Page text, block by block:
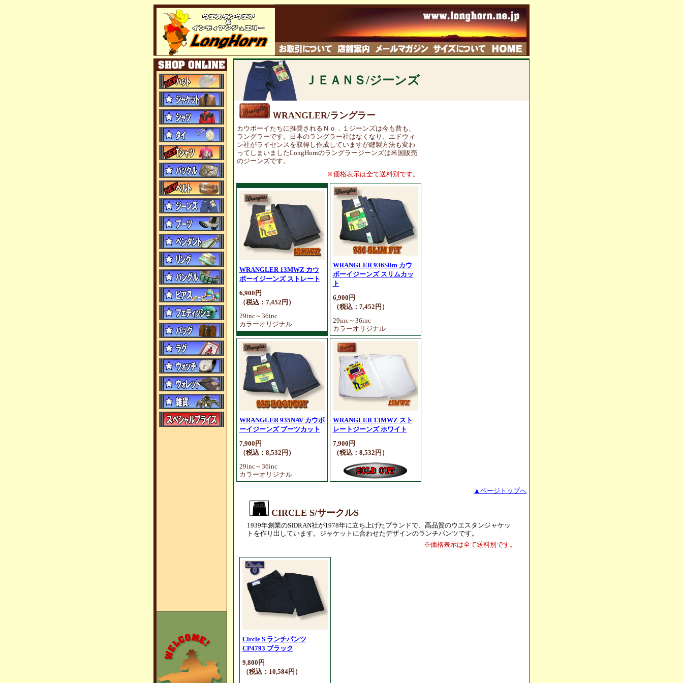
ＪＥＡＮＳ/ジーンズ
ＷRANGLER/ラングラー
カウボーイたちに推奨されるＮｏ．１ジーンズは今も昔も、
ラングラーです。日本のラングラー社はなくなり、エドウィ
ン社がライセンスを取得し作成していますが縫製方法も変わ
ってしまいましたLongHornのラングラージーンズは米国販売
のジーンズです。
※価格表示は全て送料別です。
WRANGLER 13MWZ カウ
ボーイジーンズ ストレート
6,900円
（税込：7,452円）
29inc～36inc
カラーオリジナル
WRANGLER 936Slim カウ
ボーイジーンズ スリムカッ
ト
6,900円
（税込：7,452円）
29inc～36inc
カラーオリジナル
WRANGLER 935NAV カウボ
ーイジーンズ ブーツカット
7,900円
（税込：8,532円）
29inc～36inc
カラーオリジナル
WRANGLER 13MWZ スト
レートジーンズ ホワイト
7,900円
（税込：8,532円）
▲ページトップへ
CIRCLE S/サークルS
1939年創業のSIDRAN社が1978年に立ち上げたブランドで、高品質のウエスタンジャケッ
トを作り出しています。ジャケットに合わせたデザインのランチパンツです。
※価格表示は全て送料別です。
Circle S ランチパンツ
CP4793 ブラック
9,800円
（税込：10,584円）